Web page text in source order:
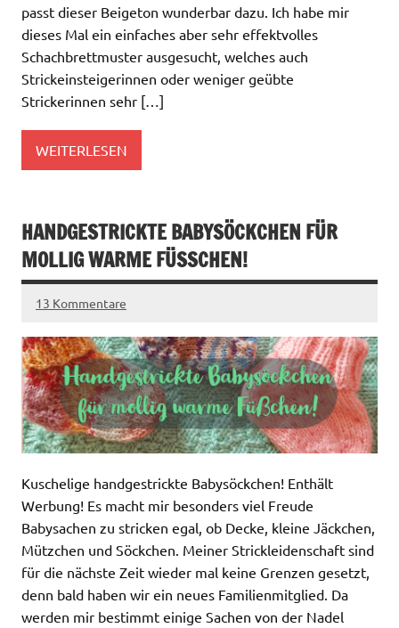
passt dieser Beigeton wunderbar dazu. Ich habe mir
dieses Mal ein einfaches aber sehr effektvolles
Schachbrettmuster ausgesucht, welches auch
Strickeinsteigerinnen oder weniger geübte
Strickerinnen sehr […]
WEITERLESEN
HANDGESTRICKTE BABYSÖCKCHEN FÜR
MOLLIG WARME FÜSSCHEN!
13 Kommentare
Kuschelige handgestrickte Babysöckchen! Enthält
Werbung! Es macht mir besonders viel Freude
Babysachen zu stricken egal, ob Decke, kleine Jäckchen,
Mützchen und Söckchen. Meiner Strickleidenschaft sind
für die nächste Zeit wieder mal keine Grenzen gesetzt,
denn bald haben wir ein neues Familienmitglied. Da
werden mir bestimmt einige Sachen von der Nadel